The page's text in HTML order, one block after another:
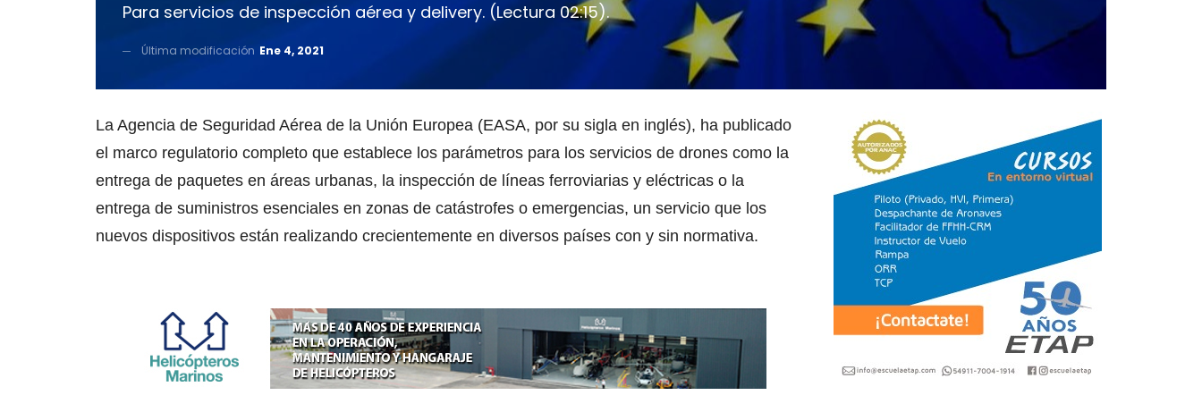
Para servicios de inspección aérea y delivery. (Lectura 02:15).
Última modificación Ene 4, 2021
La Agencia de Seguridad Aérea de la Unión Europea (EASA, por su sigla en inglés), ha publicado
el marco regulatorio completo que establece los parámetros para los servicios de drones como la
entrega de paquetes en áreas urbanas, la inspección de líneas ferroviarias y eléctricas o la
entrega de suministros esenciales en zonas de catástrofes o emergencias, un servicio que los
nuevos dispositivos están realizando crecientemente en diversos países con y sin normativa.